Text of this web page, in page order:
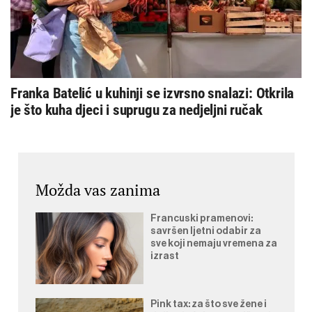
Franka Batelić u kuhinji se izvrsno snalazi: Otkrila
je što kuha djeci i suprugu za nedjeljni ručak
Možda vas zanima
Francuski pramenovi:
savršen ljetni odabir za
sve koji nemaju vremena za
izrast
Pink tax: za što sve žene i